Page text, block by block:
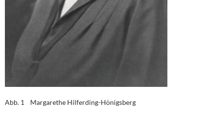
Abb. 1 Margarethe Hilferding-Hönigsberg